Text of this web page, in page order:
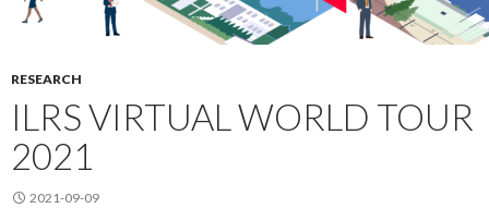
RESEARCH
ILRS VIRTUAL WORLD TOUR
2021
2021-09-09